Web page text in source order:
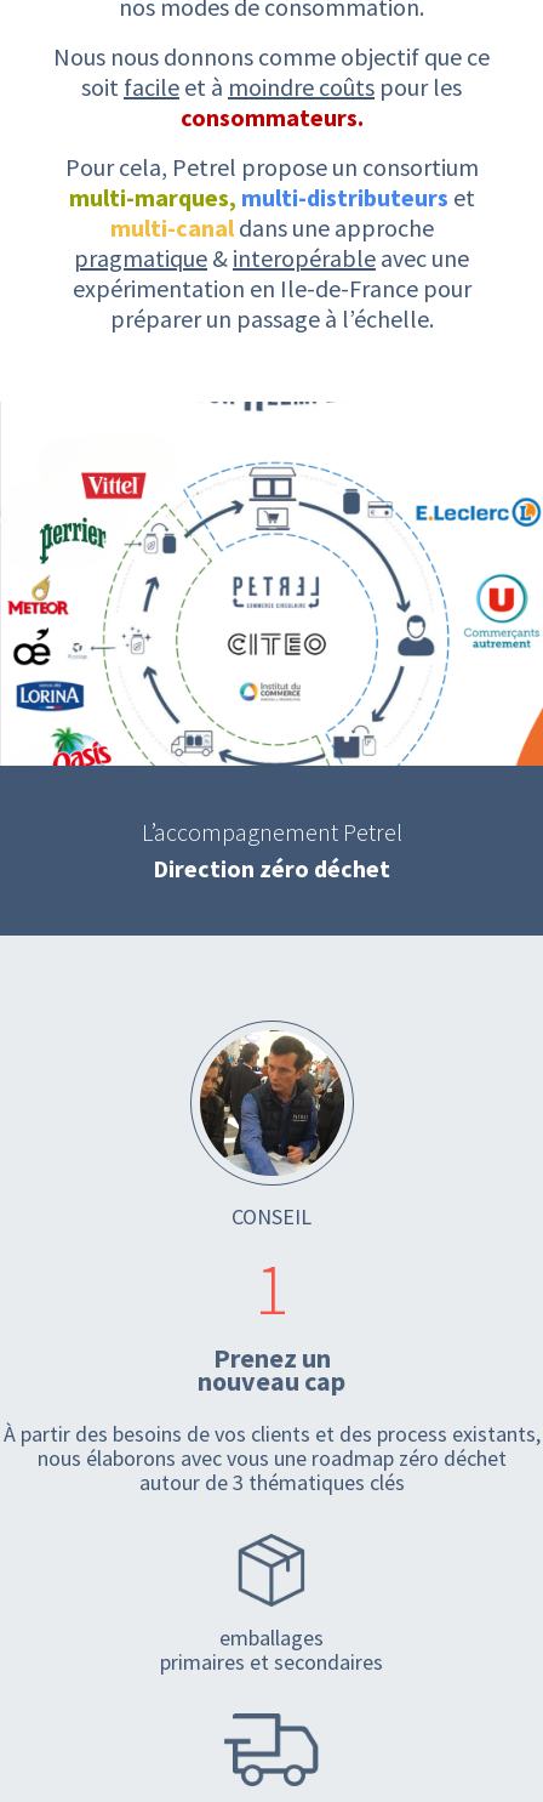
nos modes de consommation.
Nous nous donnons comme objectif que ce
soit facile et à moindre coûts pour les
consommateurs.
Pour cela, Petrel propose un consortium
multi-marques, multi-distributeurs et
multi-canaldans une approche
pragmatique & interopérable avec une
expérimentation en Ile-de-France pour
préparer un passage à l’échelle.
L’accompagnement Petrel
Direction zéro déchet
CONSEIL
1
Prenez un
nouveau cap
À partir des besoins de vos clients et des process existants,
nous élaborons avec vous une roadmap zéro déchet
autour de 3 thématiques clés
emballages
primaires et secondaires